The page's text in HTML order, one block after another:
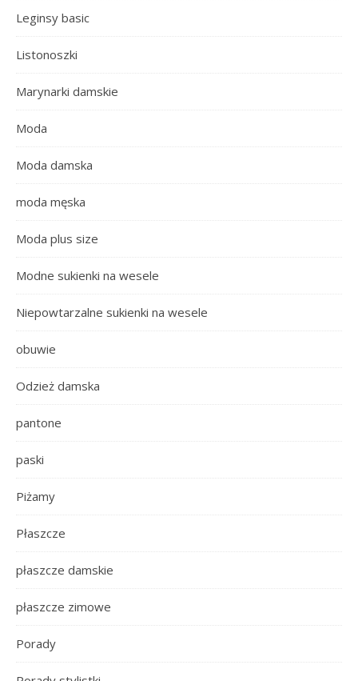
Leginsy basic
Listonoszki
Marynarki damskie
Moda
Moda damska
moda męska
Moda plus size
Modne sukienki na wesele
Niepowtarzalne sukienki na wesele
obuwie
Odzież damska
pantone
paski
Piżamy
Płaszcze
płaszcze damskie
płaszcze zimowe
Porady